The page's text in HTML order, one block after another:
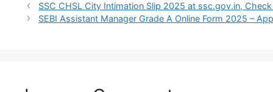
SSC CHSL City Intimation Slip 2025 at ssc.gov.in,
SEBI Assistant Manager Grade A Online Form 2025 –